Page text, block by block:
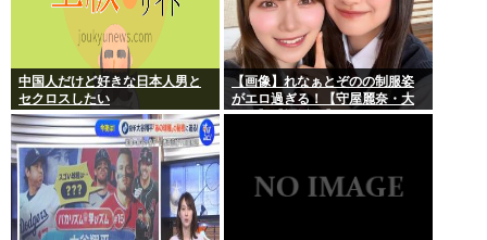
中国人だけど好きな日本人男と
セクロスしたい
【画像】れなぁとぞのの制服姿
がエロ過ぎる！【守屋麗奈・大
園玲】【櫻坂46】